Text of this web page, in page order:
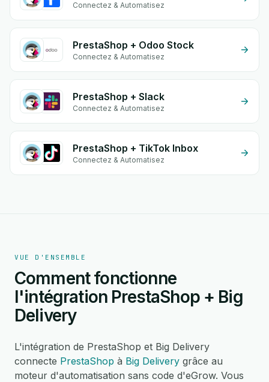
Connectez & Automatisez
PrestaShop + Odoo Stock
Connectez & Automatisez
PrestaShop + Slack
Connectez & Automatisez
PrestaShop + TikTok Inbox
Connectez & Automatisez
VUE D'ENSEMBLE
Comment fonctionne
l'intégration PrestaShop + Big
Delivery
L'intégration de PrestaShop et Big Delivery
connecte PrestaShop à Big Delivery grâce au
moteur d'automatisation sans code d'eGrow. Vous